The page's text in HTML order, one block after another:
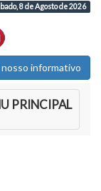
8 de Agosto de 2026
informativo
PRINCIPAL